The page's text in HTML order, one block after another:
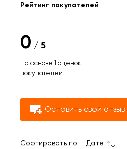
Рейтинг покупателей
0 / 5
На основе 1 оценок
покупателей
Оставить свой отзыв
Сортировать по: Дате